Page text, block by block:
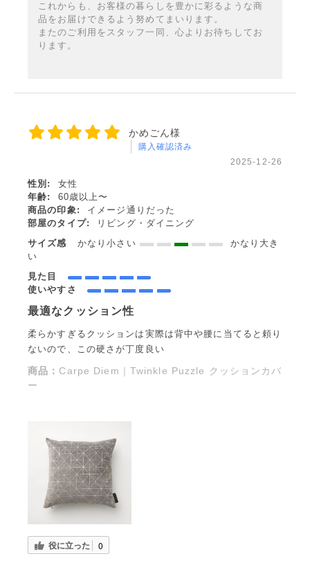
これからも、お客様の暮らしを豊かに彩るような商
品をお届けできるよう努めてまいります。
またのご利用をスタッフ一同、心よりお待ちしてお
ります。
かめごん様
購入確認済み
2025-12-26
性別:
女性
年齢:
60歳以上〜
商品の印象:
イメージ通りだった
部屋のタイプ:
リビング・ダイニング
サイズ感
かなり小さい
かなり大き
い
見た目
使いやすさ
最適なクッション性
柔らかすぎるクッションは実際は背中や腰に当てると頼り
ないので、この硬さが丁度良い
商品： Carpe Diem｜Twinkle Puzzle クッションカバ
ー
役に立った 0